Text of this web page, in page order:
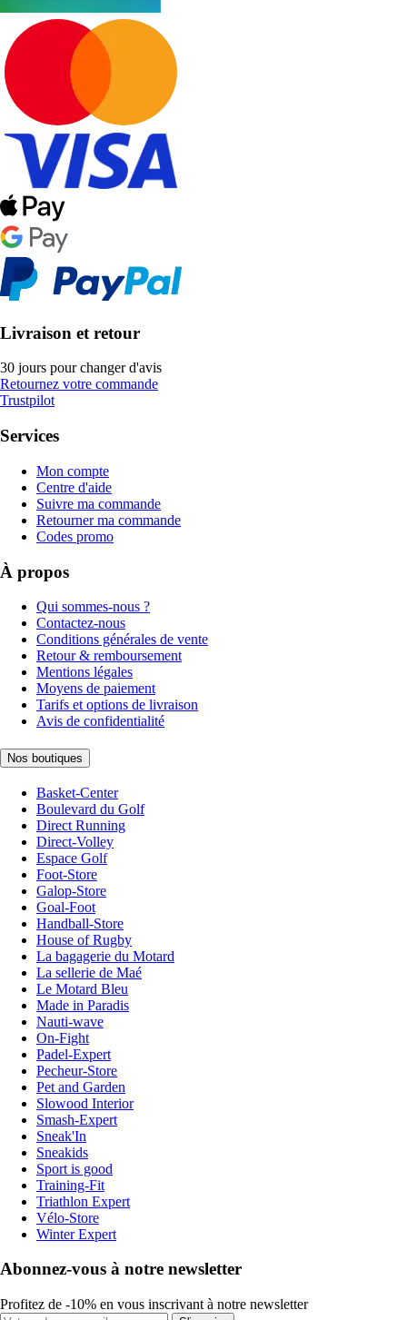
Livraison et retour
30 jours pour changer d'avis
Retournez votre commande
Trustpilot
Services
Mon compte
Centre d'aide
Suivre ma commande
Retourner ma commande
Codes promo
À propos
Qui sommes-nous ?
Contactez-nous
Conditions générales de vente
Retour & remboursement
Mentions légales
Moyens de paiement
Tarifs et options de livraison
Avis de confidentialité
Nos boutiques
Basket-Center
Boulevard du Golf
Direct Running
Direct-Volley
Espace Golf
Foot-Store
Galop-Store
Goal-Foot
Handball-Store
House of Rugby
La bagagerie du Motard
La sellerie de Maé
Le Motard Bleu
Made in Paradis
Nauti-wave
On-Fight
Padel-Expert
Pecheur-Store
Pet and Garden
Slowood Interior
Smash-Expert
Sneak'In
Sneakids
Sport is good
Training-Fit
Triathlon Expert
Vélo-Store
Winter Expert
Abonnez-vous à notre newsletter
Profitez de -10% en vous inscrivant à notre newsletter